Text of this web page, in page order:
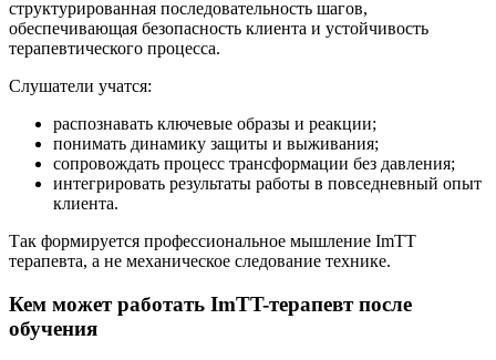
структурированная последовательность шагов,
обеспечивающая безопасность клиента и устойчивость
терапевтического процесса.
Слушатели учатся:
распознавать ключевые образы и реакции;
понимать динамику защиты и выживания;
сопровождать процесс трансформации без давления;
интегрировать результаты работы в повседневный опыт
клиента.
Так формируется профессиональное мышление ImTT
терапевта, а не механическое следование технике.
Кем может работать ImTT-терапевт после
обучения